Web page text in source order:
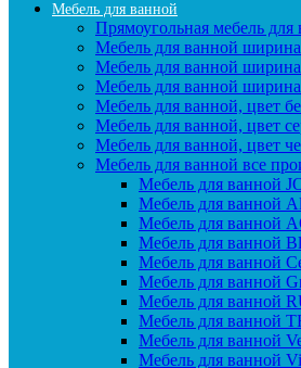
Мебель для ванной
Прямоугольная мебель для
Мебель для ванной
Мебель для ванной
Мебель для ванной
Мебель для ванной, цвет
Мебель для ванной, цвет
Мебель для ванной, цвет
Мебель для ванной все
Мебель для ванной
Мебель для ванной
Мебель для ванной
Мебель для ванной
Мебель для ванной
Мебель для ванной
Мебель для ванной
Мебель для ванной
Мебель для ванной
Мебель для ванной